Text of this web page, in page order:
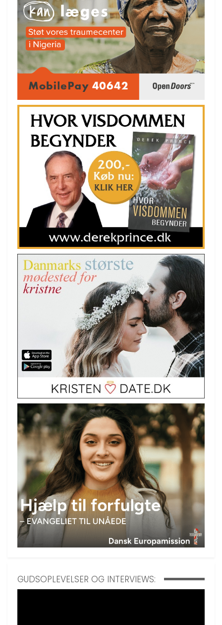
GUDSOPLEVELSER OG INTERVIEWS: